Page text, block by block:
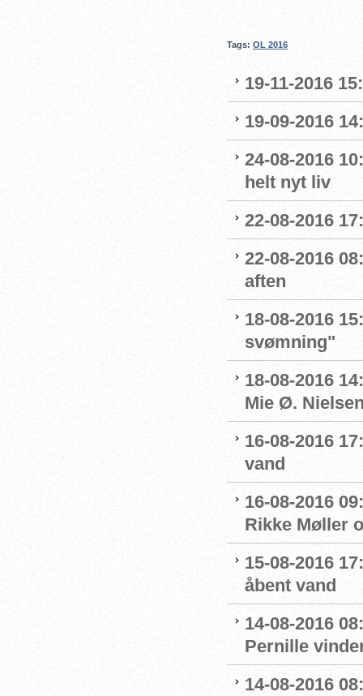
Tags: OL 2016
19-11-2016
19-09-2016
24-08-2016
helt nyt liv
22-08-2016
22-08-2016
aften
18-08-2016
svømning"
18-08-2016
Mie Ø.
16-08-2016
vand
16-08-2016
Rikke Møller
15-08-2016
åbent vand
14-08-2016
Pernille
14-08-2016